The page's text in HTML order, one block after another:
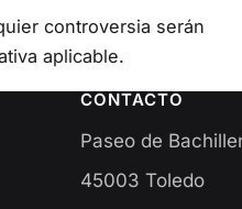
controversia serán
aplicable.
CONTACTO
Paseo de
45003 Toledo